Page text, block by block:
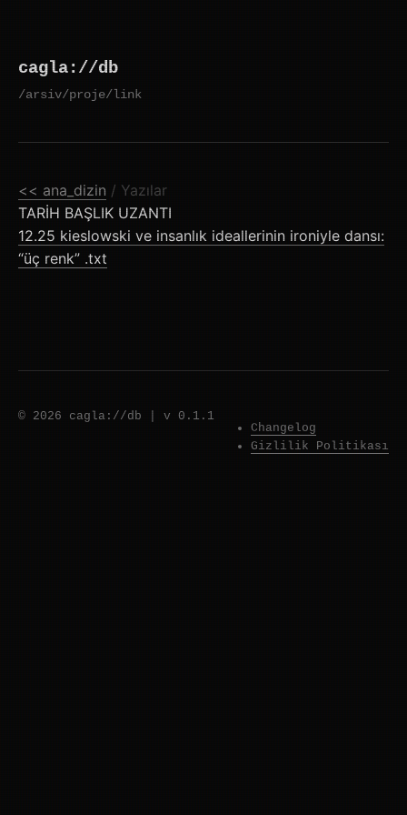
content
cagla://db
/arsiv/proje/link
<< ana_dizin / Yazılar
TARİH BAŞLIK UZANTI
12.25 kieslowski ve insanlık ideallerinin ironiyle dansı:
“üç renk” .txt
© 2026 cagla://db
v 0.1.1
Changelog
Gizlilik Politikası